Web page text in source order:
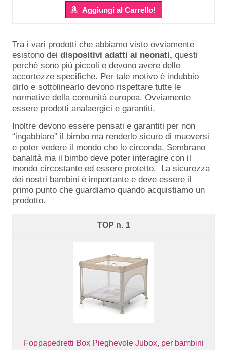
Aggiungi al Carrello!
Tra i vari prodotti che abbiamo visto ovviamente
esistono dei dispositivi adatti ai neonati, questi
perchè sono più piccoli e devono avere delle
accortezze specifiche. Per tale motivo è indubbio
dirlo e sottolinearlo devono rispettare tutte le
normative della comunità europea. Ovviamente
essere prodotti analaergici e garantiti.
Inoltre devono essere pensati e garantiti per non
“ingabbiare” il bimbo ma renderlo sicuro di muoversi
e poter vedere il mondo che lo circonda. Sembrano
banalità ma il bimbo deve poter interagire con il
mondo circostante ed essere protetto. La sicurezza
dei nostri bambini è importante e deve essere il
primo punto che guardiamo quando acquistiamo un
prodotto.
1
Foppapedretti Box Pieghevole Jubox, per bambini